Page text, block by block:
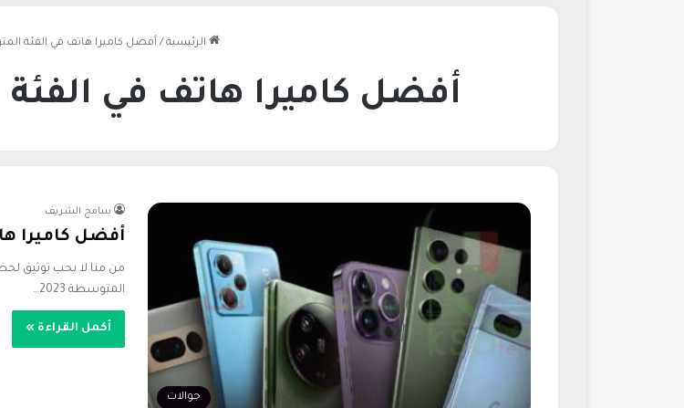
الرئيسية / أفضل كاميرا هاتف في الفئة
أفضل كاميرا هاتف في
جوالات
سامح الشريف
أفضل كاميرا
من منا لا يحب توثيق
المتوسطة 2023…
أكمل القراءة »